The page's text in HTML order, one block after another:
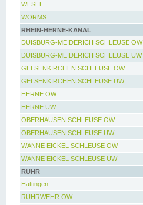
WESEL
WORMS
RHEIN-HERNE-KANAL
DUISBURG-MEIDERICH SCHLEUSE OW
DUISBURG-MEIDERICH SCHLEUSE UW
GELSENKIRCHEN SCHLEUSE OW
GELSENKIRCHEN SCHLEUSE UW
HERNE OW
HERNE UW
OBERHAUSEN SCHLEUSE OW
OBERHAUSEN SCHLEUSE UW
WANNE EICKEL SCHLEUSE OW
WANNE EICKEL SCHLEUSE UW
RUHR
Hattingen
RUHRWEHR OW